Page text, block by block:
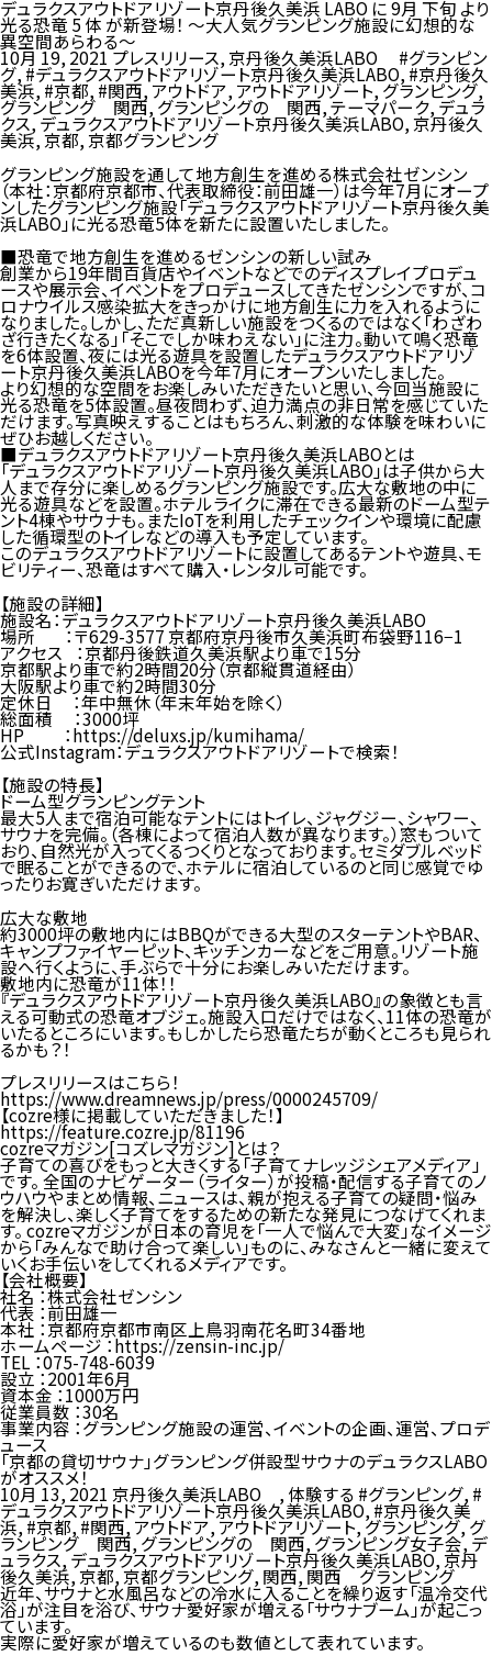
デュラクスアウトドアリゾート京丹後久美浜 LABO に 9月 下旬 より
光る恐竜 5 体 が新登場！ ～大人気グランピング施設に幻想的な
異空間あらわる～
10月 19, 2021プレスリリース,京丹後久美浜LABO #グランピン
グ,#デュラクスアウトドアリゾート京丹後久美浜LABO, #京丹後久
美浜,#京都, #関西,アウトドア, アウトドアリゾート, グランピング,
グランピング 関西,グランピングの 関西,テーマパーク,デュラ
クス, デュラクスアウトドアリゾート京丹後久美浜LABO,京丹後久
美浜,京都,京都グランピング
グランピング施設を通して地方創生を進める株式会社ゼンシン
（本社：京都府京都市、代表取締役：前田雄一）は今年7月にオープ
ンしたグランピング施設「デュラクスアウトドアリゾート京丹後久美
浜LABO」に光る恐竜5体を新たに設置いたしました。
■恐竜で地方創生を進めるゼンシンの新しい試み
創業から19年間百貨店やイベントなどでのディスプレイプロデュ
ースや展示会、イベントをプロデュースしてきたゼンシンですが、コ
ロナウイルス感染拡大をきっかけに地方創生に力を入れるように
なりました。しかし、ただ真新しい施設をつくるのではなく「わざわ
ざ行きたくなる」「そこでしか味わえない」に注力。動いて鳴く恐竜
を6体設置、夜には光る遊具を設置したデュラクスアウトドアリゾ
ート京丹後久美浜LABOを今年7月にオープンいたしました。
より幻想的な空間をお楽しみいただきたいと思い、今回当施設に
光る恐竜を5体設置。昼夜問わず、迫力満点の非日常を感じていた
だけます。写真映えすることはもちろん、刺激的な体験を味わいに
ぜひお越しください。
■デュラクスアウトドアリゾート京丹後久美浜LABOとは
「デュラクスアウトドアリゾート京丹後久美浜LABO」は子供から大
人まで存分に楽しめるグランピング施設です。広大な敷地の中に
光る遊具などを設置。ホテルライクに滞在できる最新のドーム型テ
ント4棟やサウナも。またIoTを利用したチェックインや環境に配慮
した循環型のトイレなどの導入も予定しています。
このデュラクスアウトドアリゾートに設置してあるテントや遊具、モ
ビリティー、恐竜はすべて購入・レンタル可能です。
【施設の詳細】
施設名：デュラクスアウトドアリゾート京丹後久美浜LABO
場所 ：〒629-3577 京都府京丹後市久美浜町布袋野116−1
アクセス ：京都丹後鉄道久美浜駅より車で15分
京都駅より車で約2時間20分（京都縦貫道経由）
大阪駅より車で約2時間30分
定休日 ：年中無休（年末年始を除く）
総面積 ：3000坪
HP ：https://deluxs.jp/kumihama/
公式Instagram：デュラクスアウトドアリゾートで検索！
【施設の特長】
ドーム型グランピングテント
最大5人まで宿泊可能なテントにはトイレ、ジャグジー、シャワー、
サウナを完備。（各棟によって宿泊人数が異なります。）窓もついて
おり、自然光が入ってくるつくりとなっております。セミダブルベッド
で眠ることができるので、ホテルに宿泊しているのと同じ感覚でゆ
ったりお寛ぎいただけます。
広大な敷地
約3000坪の敷地内にはBBQができる大型のスターテントやBAR、
キャンプファイヤーピット、キッチンカーなどをご用意。リゾート施
設へ行くように、手ぶらで十分にお楽しみいただけます。
敷地内に恐竜が11体！！
『デュラクスアウトドアリゾート京丹後久美浜LABO』の象徴とも言
える可動式の恐竜オブジェ。施設入口だけではなく、11体の恐竜が
いたるところにいます。もしかしたら恐竜たちが動くところも見られ
るかも？！
プレスリリースはこちら！
https://www.dreamnews.jp/press/0000245709/
【cozre様に掲載していただきました！】
https://feature.cozre.jp/81196
cozreマガジン[コズレマガジン]とは？
子育ての喜びをもっと大きくする「子育てナレッジシェアメディア」
です。 全国のナビゲーター（ライター）が投稿・配信する子育てのノ
ウハウやまとめ情報、ニュースは、親が抱える子育ての疑問・悩み
を解決し、楽しく子育てをするための新たな発見につなげてくれま
す。 cozreマガジンが日本の育児を「一人で悩んで大変」なイメージ
から「みんなで助け合って楽しい」ものに、みなさんと一緒に変えて
いくお手伝いをしてくれるメディアです。
【会社概要】
社名 ：株式会社ゼンシン
代表 ：前田雄一
本社 ：京都府京都市南区上鳥羽南花名町34番地
ホームページ ：https://zensin-inc.jp/
TEL ：075-748-6039
設立 ：2001年6月
資本金 ：1000万円
従業員数 ：30名
事業内容 ：グランピング施設の運営、イベントの企画、運営、プロデ
ュース
「京都の貸切サウナ」グランピング併設型サウナのデュラクスLABO
がオススメ！
10月 13, 2021 京丹後久美浜LABO , 体験する #グランピング, #
デュラクスアウトドアリゾート京丹後久美浜LABO,#京丹後久美
浜, #京都,#関西, アウトドア,アウトドアリゾート, グランピング,グ
ランピング 関西,グランピングの 関西,グランピング女子会, デ
ュラクス,デュラクスアウトドアリゾート京丹後久美浜LABO,京丹
後久美浜,京都,京都グランピング, 関西,関西 グランピング
近年、サウナと水風呂などの冷水に入ることを繰り返す「温冷交代
浴」が注目を浴び、サウナ愛好家が増える「サウナブーム」が起こっ
ています。
実際に愛好家が増えているのも数値として表れています。